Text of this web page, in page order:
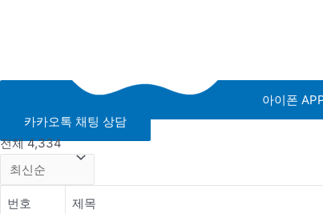
아이폰
카카오톡 채팅 상담
전체 4,334
번호 제목